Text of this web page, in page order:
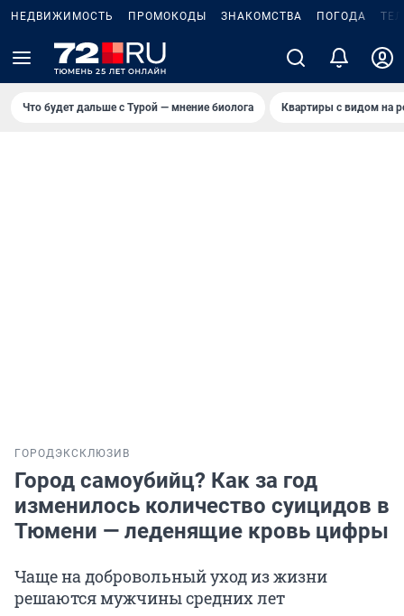
НЕДВИЖИМОСТЬ ПРОМОКОДЫ ЗНАКОМСТВА ПОГОДА
Что будет дальше с Турой — мнение биолога Квартиры с видом на
ГОРОДЭКСКЛЮЗИВ
Город самоубийц? Как за год
изменилось количество суицидов в
Тюмени — леденящие кровь цифры
Чаще на добровольный уход из жизни
решаются мужчины средних лет